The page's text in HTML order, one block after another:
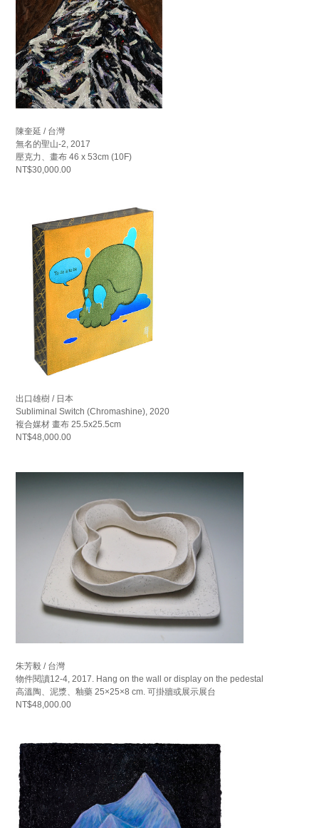
陳奎延 / 台灣
無名的聖山-2, 2017
壓克力、畫布 46 x 53cm (10F)
NT$30,000.00
出口雄樹 / 日本
Subliminal Switch (Chromashine), 2020
複合媒材 畫布 25.5x25.5cm
NT$48,000.00
朱芳毅 / 台灣
物件閱讀12-4, 2017. Hang on the wall or display on the pedestal
高溫陶、泥漿、釉藥 25×25×8 cm. 可掛牆或展示展台
NT$48,000.00